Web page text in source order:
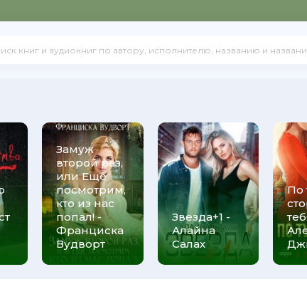
Замуж
второй раз,
или Ещё
посмотрим,
кто из нас
попал! -
Франциска
Вудворт
Звезда+1 -
Алайна
Салах
По
- Елена Владимировна Агафонова